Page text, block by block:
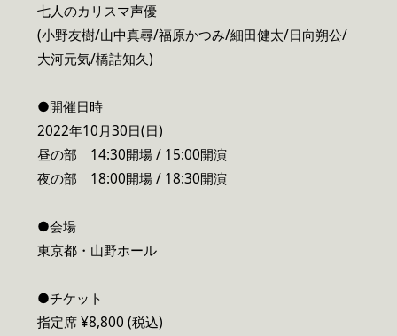
七人のカリスマ声優
(小野友樹/山中真尋/福原かつみ/細田健太/日向朔公/
大河元気/橋詰知久)
●開催日時
2022年10月30日(日)
昼の部 14:30開場 / 15:00開演
夜の部 18:00開場 / 18:30開演
●会場
東京都・山野ホール
●チケット
指定席 ¥8,800 (税込)